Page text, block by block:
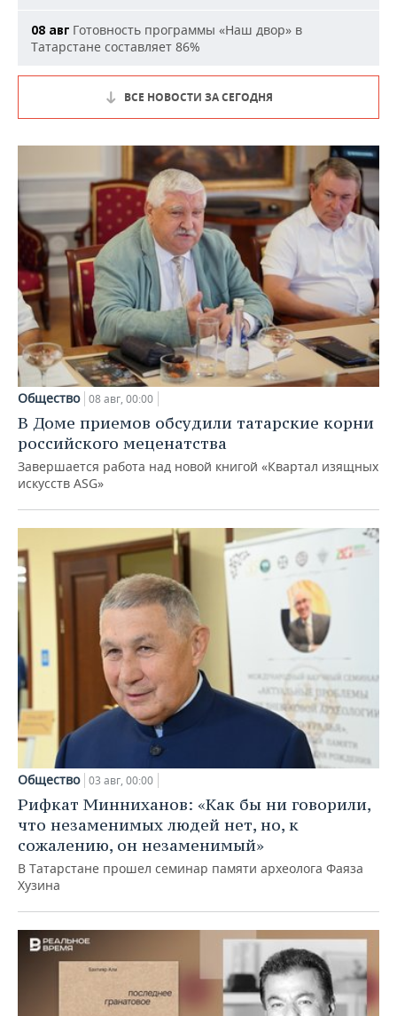
08 авг Готовность программы «Наш двор» в
Татарстане составляет 86%
ВСЕ НОВОСТИ ЗА СЕГОДНЯ
Общество 08 авг, 00:00
В Доме приемов обсудили татарские корни
российского меценатства
Завершается работа над новой книгой «Квартал изящных
искусств ASG»
Общество 03 авг, 00:00
Рифкат Минниханов: «Как бы ни говорили,
что незаменимых людей нет, но, к
сожалению, он незаменимый»
В Татарстане прошел семинар памяти археолога Фаяза
Хузина